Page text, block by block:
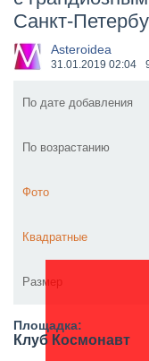
​Wacken Open
Санкт-
Asteroidea
31.01.2019 02:04
По дате добавления
По возрастанию
Фото
Квадратные
Размер
Площадка:
Клуб Космонавт